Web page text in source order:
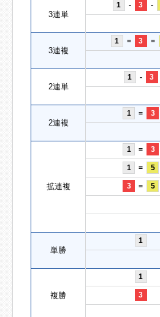
3連単
1 - 3 -
3連複
1 = 3 =
2連単
1 - 3
2連複
1 = 3
拡連複
1 = 3
1 = 5
3 = 5
単勝
1
複勝
1
3